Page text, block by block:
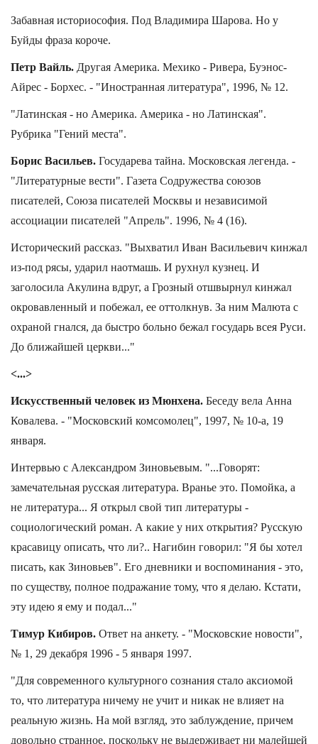
Забавная историософия. Под Владимира Шарова. Но у
Буйды фраза короче.
Петр Вайль. Другая Америка. Мехико - Ривера, Буэнос-
Айрес - Борхес. - "Иностранная литература", 1996, № 12.
"Латинская - но Америка. Америка - но Латинская".
Рубрика "Гений места".
Борис Васильев. Государева тайна. Московская легенда. -
"Литературные вести". Газета Содружества союзов
писателей, Союза писателей Москвы и независимой
ассоциации писателей "Апрель". 1996, № 4 (16).
Исторический рассказ. "Выхватил Иван Васильевич кинжал
из-под рясы, ударил наотмашь. И рухнул кузнец. И
заголосила Акулина вдруг, а Грозный отшвырнул кинжал
окровавленный и побежал, ее оттолкнув. За ним Малюта с
охраной гнался, да быстро больно бежал государь всея Руси.
До ближайшей церкви..."
<...>
Искусственный человек из Мюнхена. Беседу вела Анна
Ковалева. - "Московский комсомолец", 1997, № 10-а, 19
января.
Интервью с Александром Зиновьевым. "...Говорят:
замечательная русская литература. Вранье это. Помойка, а
не литература... Я открыл свой тип литературы -
социологический роман. А какие у них открытия? Русскую
красавицу описать, что ли?.. Нагибин говорил: "Я бы хотел
писать, как Зиновьев". Его дневники и воспоминания - это,
по существу, полное подражание тому, что я делаю. Кстати,
эту идею я ему и подал..."
Тимур Кибиров. Ответ на анкету. - "Московские новости",
№ 1, 29 декабря 1996 - 5 января 1997.
"Для современного культурного сознания стало аксиомой
то, что литература ничему не учит и никак не влияет на
реальную жизнь. На мой взгляд, это заблуждение, причем
довольно странное, поскольку не выдерживает ни малейшей